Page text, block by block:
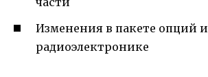
Изменения в пакете опций и
радиоэлектронике